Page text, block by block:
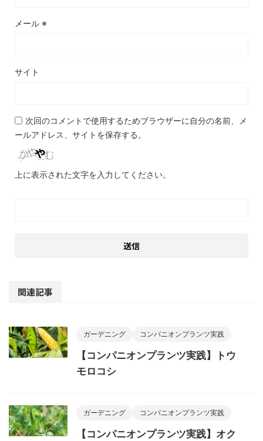
メール ※
サイト
次回のコメントで使用するためブラウザーに自分の名前、メ
ールアドレス、サイトを保存する。
上に表示された文字を入力してください。
関連記事
ガーデニング コンパニオンプランツ実践
【コンパニオンプランツ実践】トウ
モロコシ
ガーデニング コンパニオンプランツ実践
【コンパニオンプランツ実践】オク